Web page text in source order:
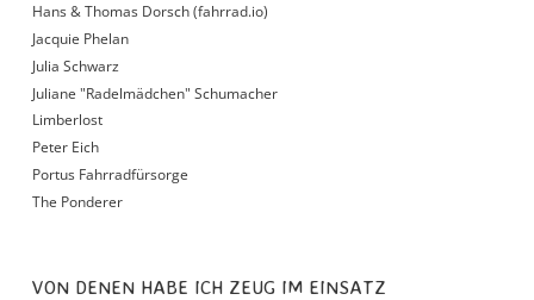
Hans & Thomas Dorsch (fahrrad.io)
Jacquie Phelan
Julia Schwarz
Juliane "Radelmädchen" Schumacher
Limberlost
Peter Eich
Portus Fahrradfürsorge
The Ponderer
VON DENEN HABE ICH ZEUG IM EINSATZ